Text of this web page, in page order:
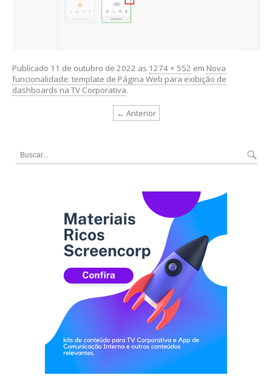
Publicado 11 de outubro de 2022 as 1274 × 552 em Nova
funcionalidade: template de Página Web para exibição de
dashboards na TV Corporativa.
← Anterior